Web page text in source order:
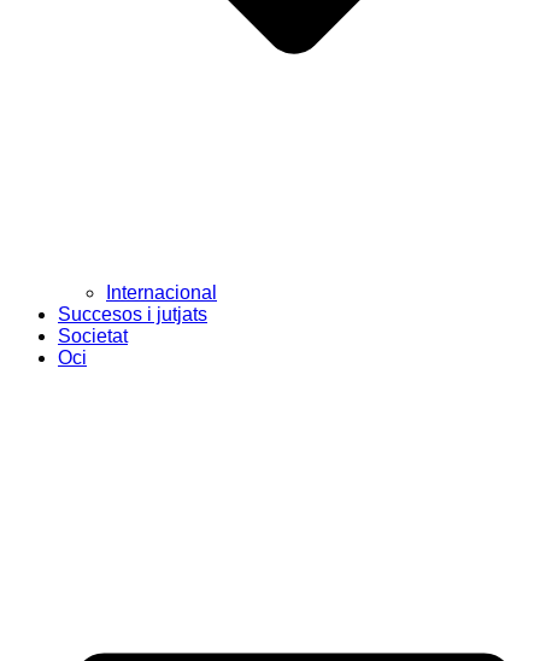
Internacional
Succesos i jutjats
Societat
Oci